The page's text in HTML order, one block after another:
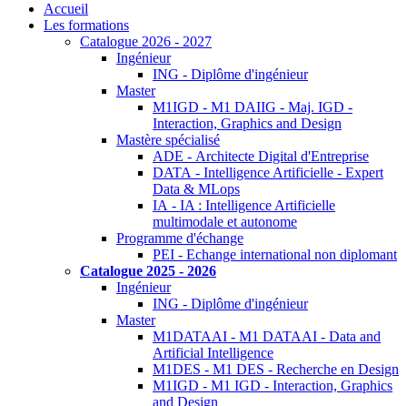
Accueil
Les formations
Catalogue 2026 - 2027
Ingénieur
ING - Diplôme d'ingénieur
Master
M1IGD - M1 DAIIG - Maj. IGD -
Interaction, Graphics and Design
Mastère spécialisé
ADE - Architecte Digital d'Entreprise
DATA - Intelligence Artificielle - Expert
Data & MLops
IA - IA : Intelligence Artificielle
multimodale et autonome
Programme d'échange
PEI - Echange international non diplomant
Catalogue 2025 - 2026
Ingénieur
ING - Diplôme d'ingénieur
Master
M1DATAAI - M1 DATAAI - Data and
Artificial Intelligence
M1DES - M1 DES - Recherche en Design
M1IGD - M1 IGD - Interaction, Graphics
and Design